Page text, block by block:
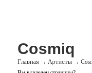
Cosmiq
Главная → Артисты →